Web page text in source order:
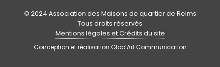
© 2024 Association des Maisons de quartier de Reims
Tous droits réservés
Mentions légales et Crédits du site
Conception et réalisation Glob’Art Communication